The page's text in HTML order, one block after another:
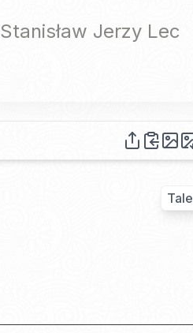
Stanisław Jerzy Lec